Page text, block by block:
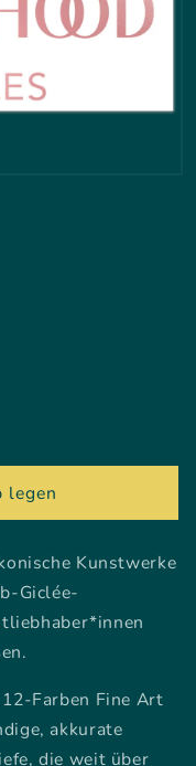
legen
Kunstwerke
Giclée-
Farben Fine Art
akkurate
die weit über